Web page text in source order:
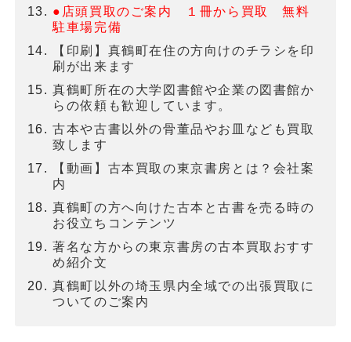
●店頭買取のご案内 １冊から買取 無料
駐車場完備
【印刷】真鶴町在住の方向けのチラシを印
刷が出来ます
真鶴町所在の大学図書館や企業の図書館か
らの依頼も歓迎しています。
古本や古書以外の骨董品やお皿なども買取
致します
【動画】古本買取の東京書房とは？会社案
内
真鶴町の方へ向けた古本と古書を売る時の
お役立ちコンテンツ
著名な方からの東京書房の古本買取おすす
め紹介文
真鶴町以外の埼玉県内全域での出張買取に
ついてのご案内